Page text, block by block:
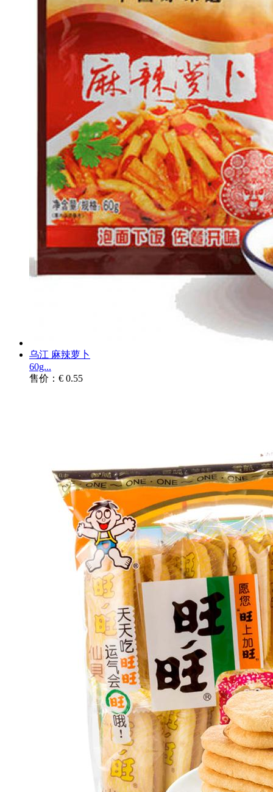
乌江 麻辣萝卜
60g...
售价：€ 0.55